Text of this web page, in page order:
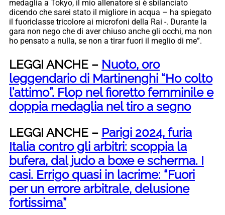
medaglia a Tokyo, il mio allenatore si è sbilanciato
dicendo che sarei stato il migliore in acqua – ha spiegato
il fuoriclasse tricolore ai microfoni della Rai -. Durante la
gara non nego che di aver chiuso anche gli occhi, ma non
ho pensato a nulla, se non a tirar fuori il meglio di me”.
LEGGI ANCHE – Nuoto, oro
leggendario di Martinenghi “Ho colto
l’attimo”. Flop nel fioretto femminile e
doppia medaglia nel tiro a segno
LEGGI ANCHE – Parigi 2024, furia
Italia contro gli arbitri: scoppia la
bufera, dal judo a boxe e scherma. I
casi. Errigo quasi in lacrime: “Fuori
per un errore arbitrale, delusione
fortissima”